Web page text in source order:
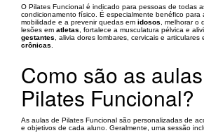
O Pilates Funcional é indicado para pessoas de todas
condicionamento físico. É especialmente benéfico para
mobilidade e a prevenir quedas em idosos , melhorar o
lesões em atletas , fortalece a musculatura pélvica e
gestantes , alivia dores lombares, cervicais e articulares
crônicas
Como são as
Pilates Funcional?
As aulas de Pilates Funcional são personalizadas de
e objetivos de cada aluno. Geralmente, uma sessão